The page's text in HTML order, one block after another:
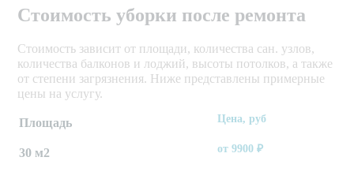
Стоимость уборки после ремонта
Стоимость зависит от площади, количества сан. узлов,
количества балконов и лоджий, высоты потолков, а также
от степени загрязнения. Ниже представлены примерные
цены на услугу.
Площадь Цена, руб
30 м2 от9900 ₽